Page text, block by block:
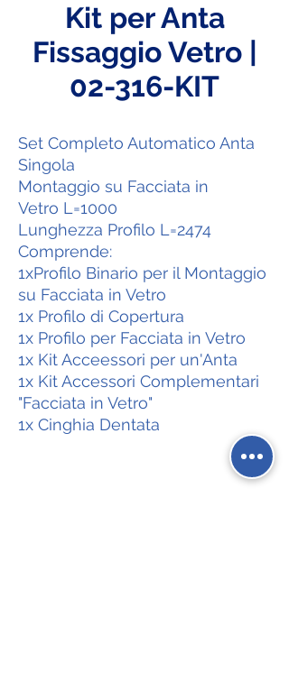
Kit per Anta
Fissaggio Vetro |
02-316-KIT
Set Completo Automatico Anta
Singola
Montaggio su Facciata in
Vetro L=1000
Lunghezza Profilo L=2474
Comprende:
1xProfilo Binario per il Montaggio
su Facciata in Vetro
1x Profilo di Copertura
1x Profilo per Facciata in Vetro
1x Kit Acceessori per un'Anta
1x Kit Accessori Complementari
"Facciata in Vetro"
1x Cinghia Dentata